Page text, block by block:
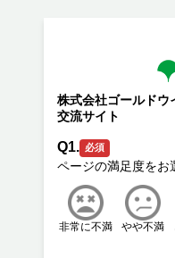
株式会社ゴールドウ
交流サイト
Q1. 必須
非常に不満 やや不満